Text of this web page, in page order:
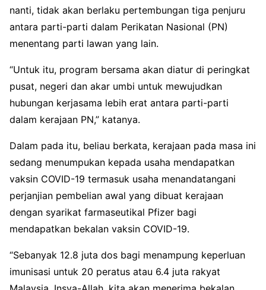
nanti, tidak akan berlaku pertembungan tiga penjuru
antara parti-parti dalam Perikatan Nasional (PN)
menentang parti lawan yang lain.
“Untuk itu, program bersama akan diatur di peringkat
pusat, negeri dan akar umbi untuk mewujudkan
hubungan kerjasama lebih erat antara parti-parti
dalam kerajaan PN,” katanya.
Dalam pada itu, beliau berkata, kerajaan pada masa ini
sedang menumpukan kepada usaha mendapatkan
vaksin COVID-19 termasuk usaha menandatangani
perjanjian pembelian awal yang dibuat kerajaan
dengan syarikat farmaseutikal Pfizer bagi
mendapatkan bekalan vaksin COVID-19.
“Sebanyak 12.8 juta dos bagi menampung keperluan
imunisasi untuk 20 peratus atau 6.4 juta rakyat